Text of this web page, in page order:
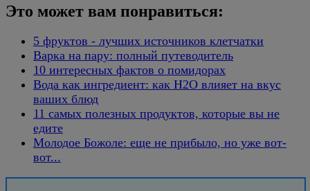
Это может вам понравиться:
5 фруктов - лучших источников клетчатки
Варка на пару: полный путеводитель
10 интересных фактов о помидорах
Вода как ингредиент: как H2O влияет на вкус
ваших блюд
11 самых полезных продуктов, которые вы не
едите
Молодое Божоле: еще не прибыло, но уже вот-
вот...